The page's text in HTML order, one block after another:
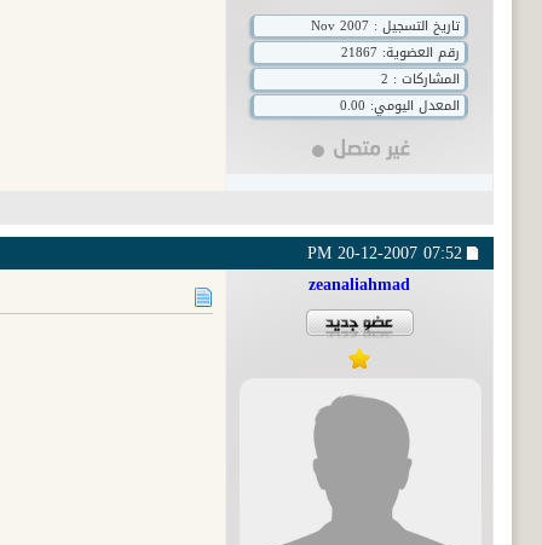
تاريخ التسجيل : Nov 2007
رقم العضوية:
المشاركات : 2
المعدل اليومي: 0.00
20-12-200707:52 PM
zeanaliahmad